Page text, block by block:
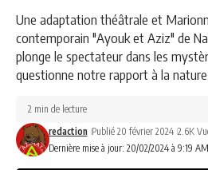
Une adaptation théâtrale et
contemporain "Ayouk et Aziz" de
plonge le spectateur dans les
questionne notre rapport à la nature.
Dernière mise à jour: 20/02/2024 à 9:19 AM
redaction Publié 20 février 2024 2.6K
2 min de lecture